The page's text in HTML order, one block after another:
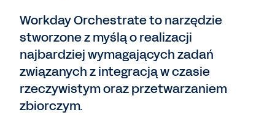
Workday Orchestrate to narzędzie
stworzone z myślą o realizacji
najbardziej wymagających zadań
związanych z integracją w czasie
rzeczywistym oraz przetwarzaniem
zbiorczym.